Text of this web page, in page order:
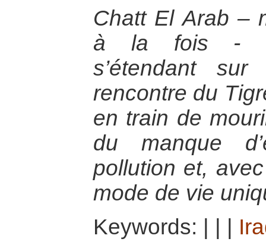
Chatt El Arab –
à la fois -
s’étendant
rencontre du
en train de
du manque
pollution et,
mode de vie
Keywords: